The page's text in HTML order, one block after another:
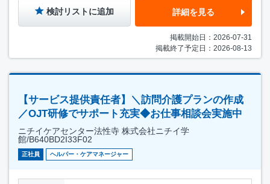
検討リストに追加 詳細を見る
掲載開始日：2026-07-31
掲載終了予定日：2026-08-13
【サービス提供責任者】＼訪問介護プランの作成
／OJT研修でサポート充実◆お仕事相談会実施中
ニチイケアセンター法性寺 株式会社ニチイ学
館/B640BD2I33F02
正社員 ヘルパー・ケアマネージャー